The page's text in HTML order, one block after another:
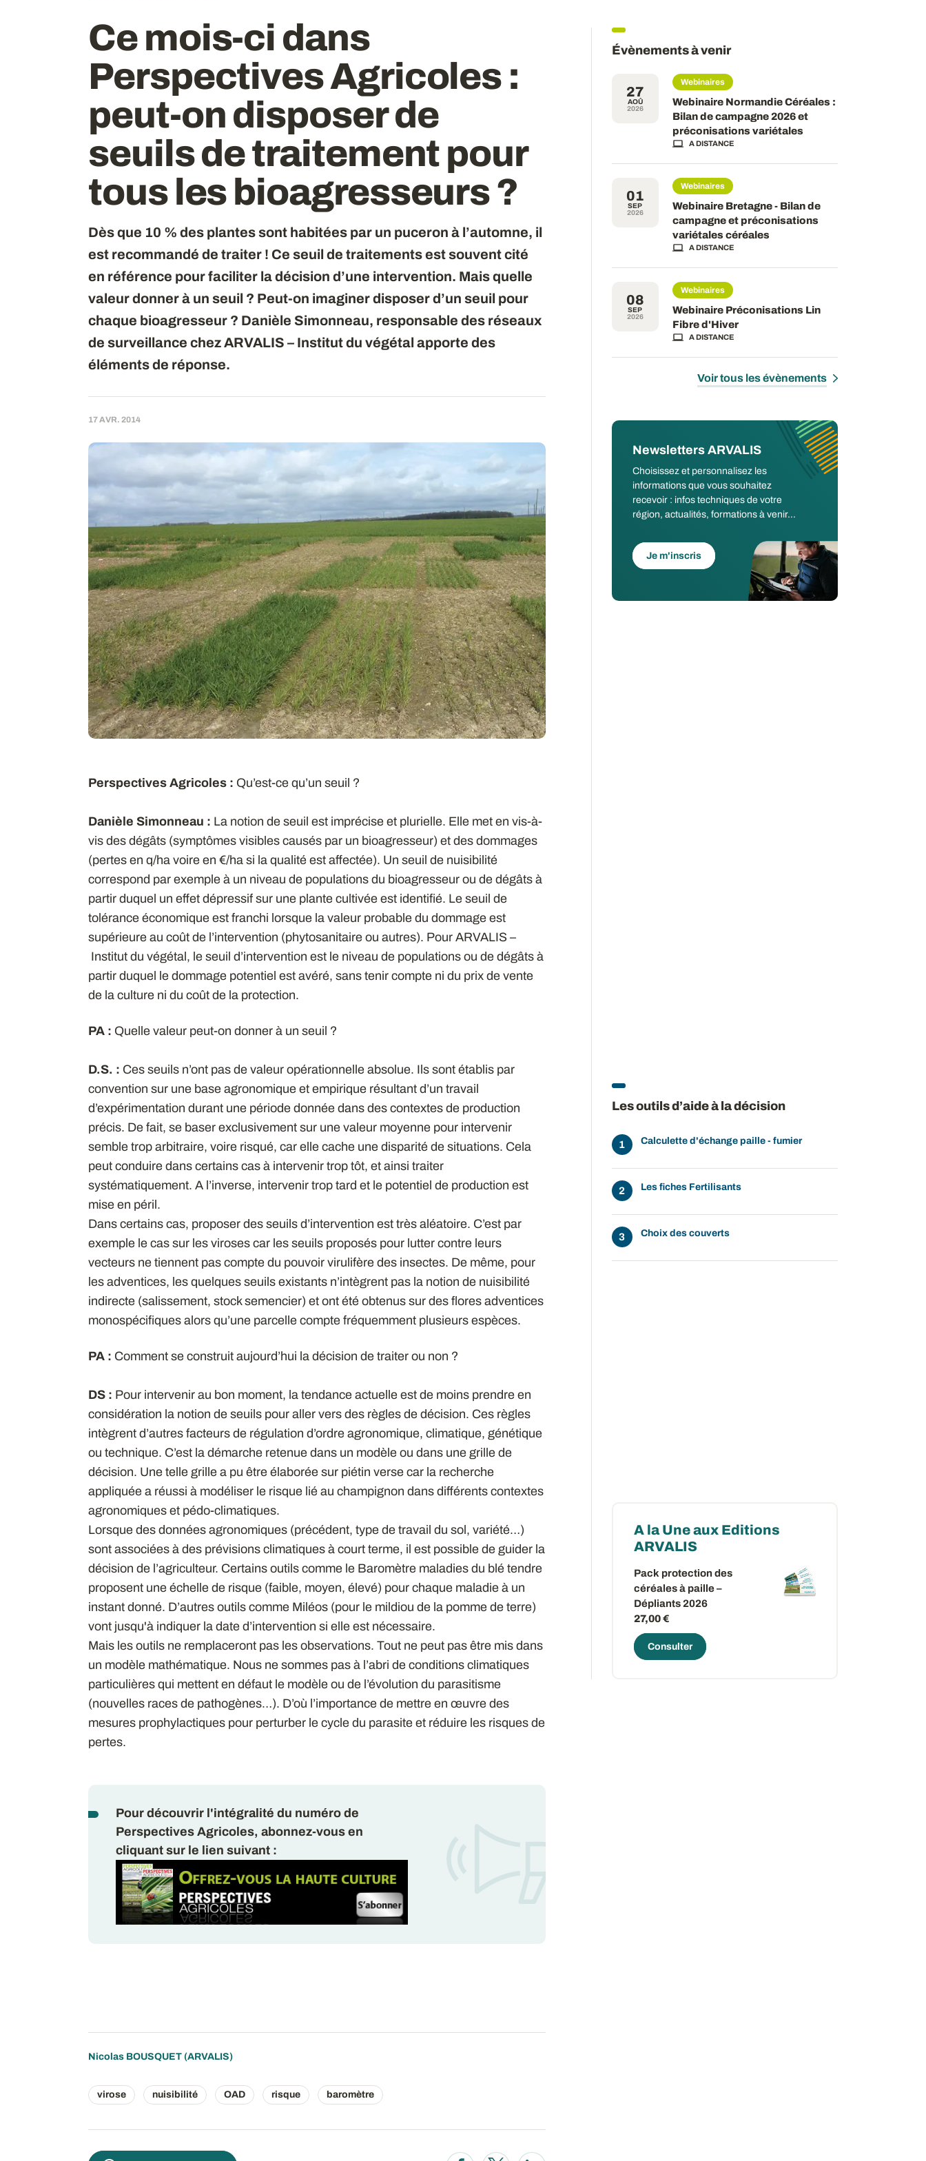
Ce mois-ci dans
Perspectives Agricoles :
peut-on disposer de
seuils de traitement pour
tous les bioagresseurs ?
Dès que 10 % des plantes sont habitées par un puceron à l’automne, il
est recommandé de traiter ! Ce seuil de traitements est souvent cité
en référence pour faciliter la décision d’une intervention. Mais quelle
valeur donner à un seuil ? Peut-on imaginer disposer d’un seuil pour
chaque bioagresseur ? Danièle Simonneau, responsable des réseaux
de surveillance chez ARVALIS – Institut du végétal apporte des
éléments de réponse.
17 AVR. 2014
Perspectives Agricoles : Qu’est-ce qu’un seuil ?
Danièle Simonneau : La notion de seuil est imprécise et plurielle. Elle met en vis-à-
vis des dégâts (symptômes visibles causés par un bioagresseur) et des dommages
(pertes en q/ha voire en €/ha si la qualité est affectée). Un seuil de nuisibilité
correspond par exemple à un niveau de populations du bioagresseur ou de dégâts à
partir duquel un effet dépressif sur une plante cultivée est identifié. Le seuil de
tolérance économique est franchi lorsque la valeur probable du dommage est
supérieure au coût de l’intervention (phytosanitaire ou autres). Pour ARVALIS –
Institut du végétal, le seuil d’intervention est le niveau de populations ou de dégâts à
partir duquel le dommage potentiel est avéré, sans tenir compte ni du prix de vente
de la culture ni du coût de la protection.
PA : Quelle valeur peut-on donner à un seuil ?
D.S. : Ces seuils n’ont pas de valeur opérationnelle absolue. Ils sont établis par
convention sur une base agronomique et empirique résultant d’un travail
d’expérimentation durant une période donnée dans des contextes de production
précis. De fait, se baser exclusivement sur une valeur moyenne pour intervenir
semble trop arbitraire, voire risqué, car elle cache une disparité de situations. Cela
peut conduire dans certains cas à intervenir trop tôt, et ainsi traiter
systématiquement. A l’inverse, intervenir trop tard et le potentiel de production est
mise en péril.
Dans certains cas, proposer des seuils d’intervention est très aléatoire. C’est par
exemple le cas sur les viroses car les seuils proposés pour lutter contre leurs
vecteurs ne tiennent pas compte du pouvoir virulifère des insectes. De même, pour
les adventices, les quelques seuils existants n’intègrent pas la notion de nuisibilité
indirecte (salissement, stock semencier) et ont été obtenus sur des flores adventices
monospécifiques alors qu’une parcelle compte fréquemment plusieurs espèces.
PA : Comment se construit aujourd’hui la décision de traiter ou non ?
DS : Pour intervenir au bon moment, la tendance actuelle est de moins prendre en
considération la notion de seuils pour aller vers des règles de décision. Ces règles
intègrent d’autres facteurs de régulation d’ordre agronomique, climatique, génétique
ou technique. C’est la démarche retenue dans un modèle ou dans une grille de
décision. Une telle grille a pu être élaborée sur piétin verse car la recherche
appliquée a réussi à modéliser le risque lié au champignon dans différents contextes
agronomiques et pédo-climatiques.
Lorsque des données agronomiques (précédent, type de travail du sol, variété…)
sont associées à des prévisions climatiques à court terme, il est possible de guider la
décision de l’agriculteur. Certains outils comme le Baromètre maladies du blé tendre
proposent une échelle de risque (faible, moyen, élevé) pour chaque maladie à un
instant donné. D’autres outils comme Miléos (pour le mildiou de la pomme de terre)
vont jusqu'à indiquer la date d’intervention si elle est nécessaire.
Mais les outils ne remplaceront pas les observations. Tout ne peut pas être mis dans
un modèle mathématique. Nous ne sommes pas à l’abri de conditions climatiques
particulières qui mettent en défaut le modèle ou de l’évolution du parasitisme
(nouvelles races de pathogènes…). D’où l’importance de mettre en œuvre des
mesures prophylactiques pour perturber le cycle du parasite et réduire les risques de
pertes.
Pour découvrir l'intégralité du numéro de
Perspectives Agricoles, abonnez-vous en
cliquant sur le lien suivant :
Nicolas BOUSQUET(ARVALIS)
virose nuisibilité OAD risque baromètre
Évènements à venir
27
AOÛ
2026
Webinaires
Webinaire Normandie Céréales :
Bilan de campagne 2026 et
préconisations variétales
A DISTANCE
01
SEP
2026
Webinaires
Webinaire Bretagne - Bilan de
campagne et préconisations
variétales céréales
A DISTANCE
08
SEP
2026
Webinaires
Webinaire Préconisations Lin
Fibre d'Hiver
A DISTANCE
Voir tous les évènements
Newsletters ARVALIS
Choisissez et personnalisez les
informations que vous souhaitez
recevoir : infos techniques de votre
région, actualités, formations à venir...
Je m'inscris
Les outils d’aide à la décision
Calculette d'échange paille - fumier
Les fiches Fertilisants
Choix des couverts
A la Une aux Editions
ARVALIS
Pack protection des
céréales à paille –
Dépliants 2026
27,00 €
Consulter